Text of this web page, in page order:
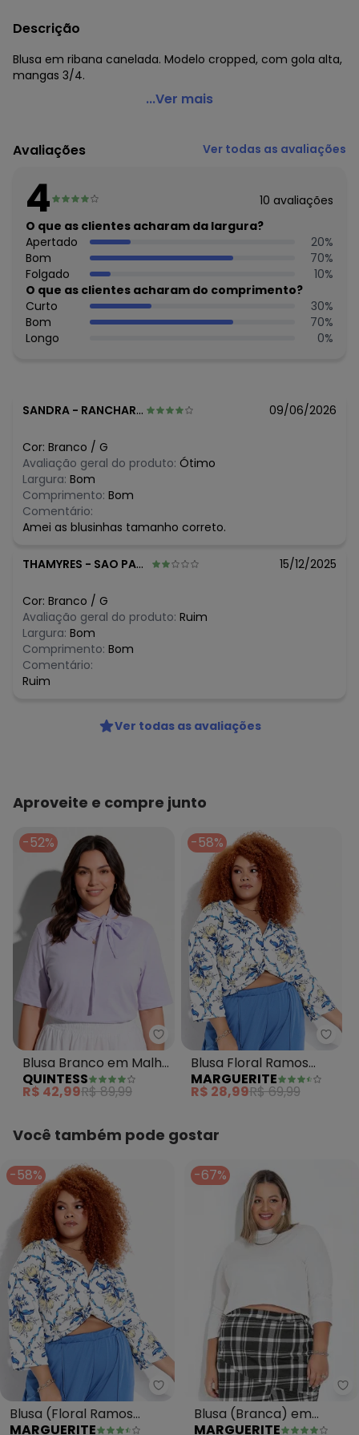
Descrição
Blusa em ribana canelada. Modelo cropped, com gola alta,
mangas 3/4.
Marguerite - Blusa Branca em Ribana Canelada Plus Size
Modelagem: Justo
Comprimento da manga: 3/4
Decote frente: Gola alta
Complemento: Recorte central nas costas
Observação: Modelo cropped
Tecido: Ribana canelada
Composição: Conforme imagem etiqueta
Histórico de preços
O preço apresentado abaixo é o menor oferecido em
algum dia do mês, para o menor tamanho disponível.
agosto/2026
N/D*
abril/2026 N/D*
fevereiro/2026
...Ver mais
Avaliações Ver todas as avaliações
4 10 avaliações
O que as clientes acharam da largura?
Apertado
20%
Bom
70%
Folgado
10%
O que as clientes acharam do comprimento?
Curto
30%
Bom
70%
Longo
0%
SANDRA - RANCHARIA - SP 09/06/2026
Cor: Branco / G
Avaliação geral do produto: Ótimo
Largura: Bom
Comprimento: Bom
Comentário:
Amei as blusinhas tamanho correto.
THAMYRES - SAO PAULO - SP 15/12/2025
Cor: Branco / G
Avaliação geral do produto: Ruim
Largura: Bom
Comprimento: Bom
Comentário:
Ruim
Ver todas as avaliações
Aproveite e compre junto
-52%
Quintess - Blusa Branco em
Blusa Branco em Malha
de Algodão Penteado
QUINTESS
R$ 42,99R$ 89,99
-58%
Blusa Floral Ramos
Branca em Malha
MARGUERITE
R$ 28,99R$ 69,99
Você também pode gostar
-58%
Marguerite - Blusa (Floral
Blusa (Floral Ramos
MARGUERITE
-67%
Blusa (Branca) em
MARGUERITE